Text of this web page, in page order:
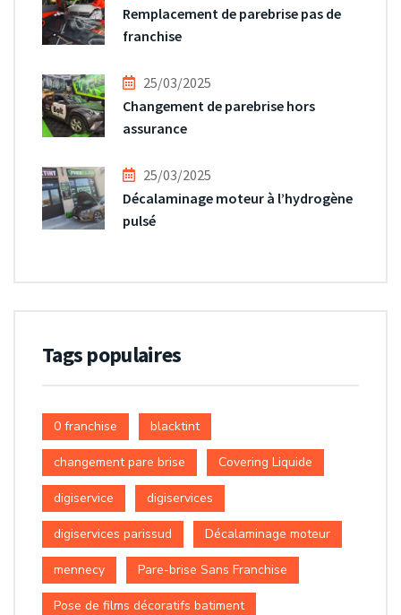
Remplacement de parebrise pas de
franchise
25/03/2025
Changement de parebrise hors
assurance
25/03/2025
Décalaminage moteur à l’hydrogène
pulsé
Tags populaires
0 franchise blacktint
changement pare brise Covering Liquide
digiservice digiservices
digiservices parissud Décalaminage moteur
mennecy Pare-brise Sans Franchise
Pose de films décoratifs batiment